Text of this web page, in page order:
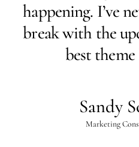
happening. I’ve
break with the
best theme
Sandy
Marketing